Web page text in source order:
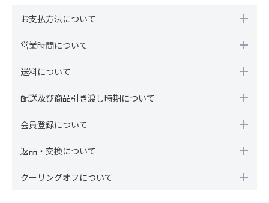
お支払方法について
営業時間について
送料について
配送及び商品引き渡し時期について
会員登録について
返品・交換について
クーリングオフについて